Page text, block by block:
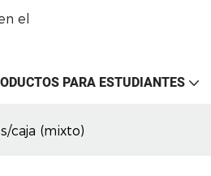
el
PARA ESTUDIANTES
caja (mixto)